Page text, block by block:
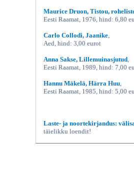
Maurice Druon, Tistou,
Eesti Raamat, 1976, hind: 6,80
Carlo Collodi, Jaanike
Aed, hind: 3,00 eurot
Anna Sakse, Lillemuinasjutud
Eesti Raamat, 1989, hind: 7,00
Hannu Mäkelä, Härra Huu
Eesti Raamat, 1985, hind: 5,00
Laste- ja noortekirjandus:
täielikku loendit!